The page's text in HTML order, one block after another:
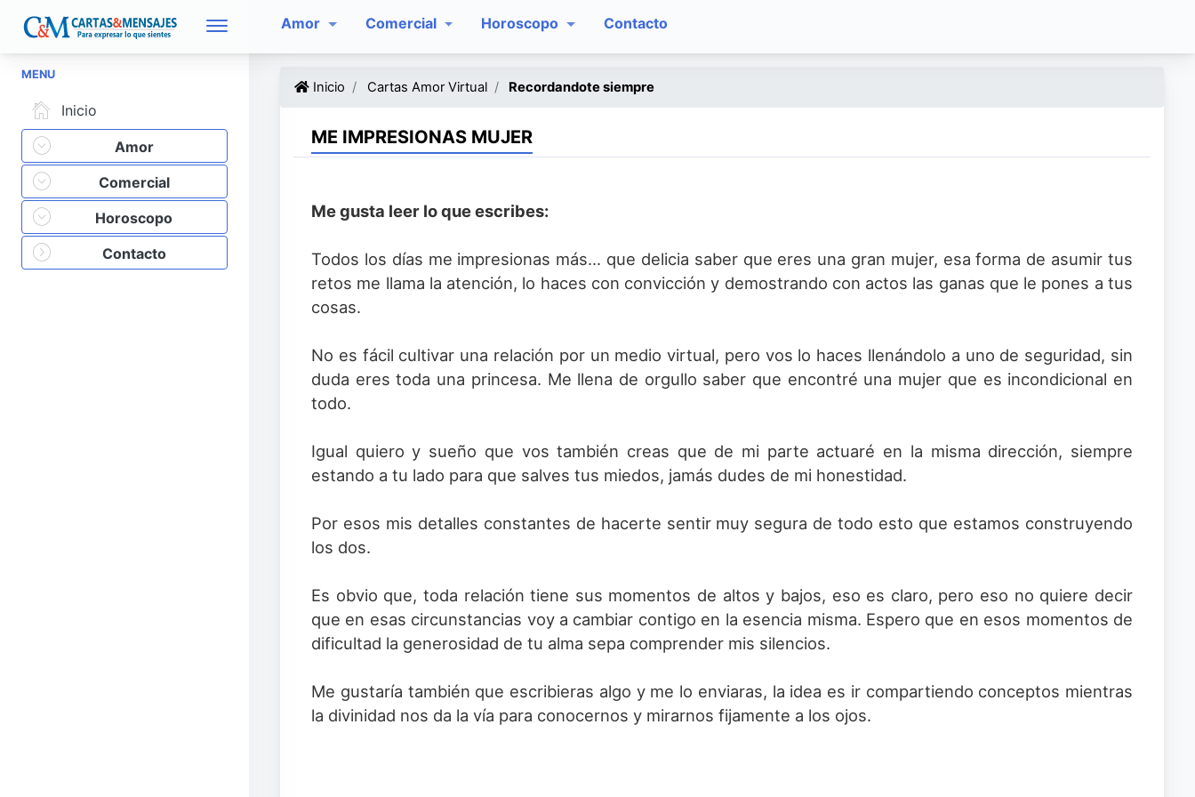
Amor Comercial Horoscopo Contacto
MENU
Inicio
Amor
Comercial
Horoscopo
Contacto
Inicio Cartas Amor Virtual Recordandote siempre
ME IMPRESIONAS MUJER
Me gusta leer lo que escribes:
Todos los días me impresionas más... que delicia saber que eres una gran mujer, esa forma de asumir tus
retos me llama la atención, lo haces con convicción y demostrando con actos las ganas que le pones a tus
cosas.
No es fácil cultivar una relación por un medio virtual, pero vos lo haces llenándolo a uno de seguridad, sin
duda eres toda una princesa. Me llena de orgullo saber que encontré una mujer que es incondicional en
todo.
Igual quiero y sueño que vos también creas que de mi parte actuaré en la misma dirección, siempre
estando a tu lado para que salves tus miedos, jamás dudes de mi honestidad.
Por esos mis detalles constantes de hacerte sentir muy segura de todo esto que estamos construyendo
los dos.
Es obvio que, toda relación tiene sus momentos de altos y bajos, eso es claro, pero eso no quiere decir
que en esas circunstancias voy a cambiar contigo en la esencia misma. Espero que en esos momentos de
dificultad la generosidad de tu alma sepa comprender mis silencios.
Me gustaría también que escribieras algo y me lo enviaras, la idea es ir compartiendo conceptos mientras
la divinidad nos da la vía para conocernos y mirarnos fijamente a los ojos.